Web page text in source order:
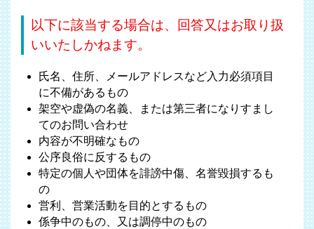
以下に該当する場合は、回答又はお取り扱
いいたしかねます。
氏名、住所、メールアドレスなど入力必須項目
に不備があるもの
架空や虚偽の名義、または第三者になりすまし
てのお問い合わせ
内容が不明確なもの
公序良俗に反するもの
特定の個人や団体を誹謗中傷、名誉毀損するも
の
営利、営業活動を目的とするもの
係争中のもの、又は調停中のもの